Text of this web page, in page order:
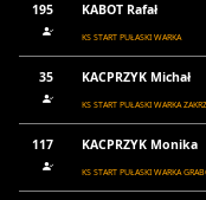
195 KABOT Rafał
KS START PUŁASKI WARKA
35 KACPRZYK Michał
KS START PUŁASKI WARKA
117 KACPRZYK Monika
KS START PUŁASKI WARKA